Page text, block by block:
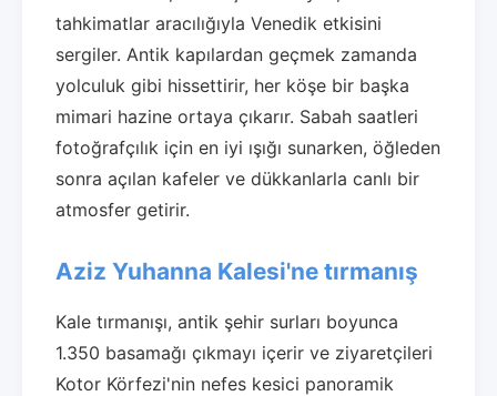
tahkimatlar aracılığıyla Venedik etkisini
sergiler. Antik kapılardan geçmek zamanda
yolculuk gibi hissettirir, her köşe bir başka
mimari hazine ortaya çıkarır. Sabah saatleri
fotoğrafçılık için en iyi ışığı sunarken, öğleden
sonra açılan kafeler ve dükkanlarla canlı bir
atmosfer getirir.
Aziz Yuhanna Kalesi'ne tırmanış
Kale tırmanışı, antik şehir surları boyunca
1.350 basamağı çıkmayı içerir ve ziyaretçileri
Kotor Körfezi'nin nefes kesici panoramik